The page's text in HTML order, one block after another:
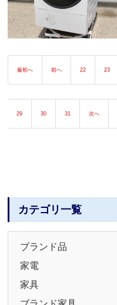
最初へ 前へ 22 23
29 30 31 次へ
カテゴリ一覧
ブランド品
家電
家具